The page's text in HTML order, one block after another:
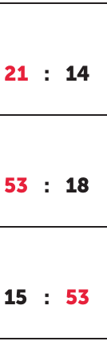
21 : 14
53 : 18
15 : 53